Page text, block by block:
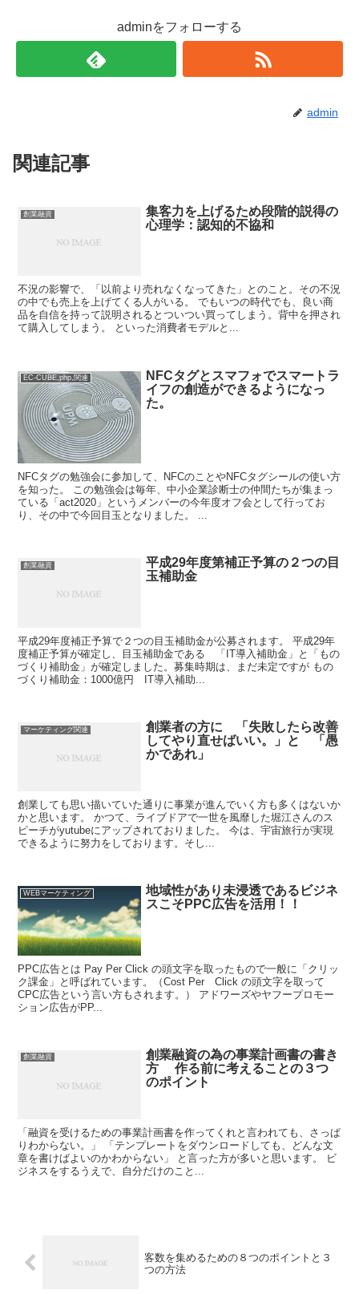
adminをフォローする
admin
関連記事
創業融資
集客力を上げるため段階的説得の
心理学：認知的不協和
不況の影響で、「以前より売れなくなってきた」とのこと。その不況
の中でも売上を上げてくる人がいる。 でもいつの時代でも、良い商
品を自信を持って説明されるとついつい買ってしまう。背中を押され
て購入してしまう。 といった消費者モデルと...
EC-CUBE,php,関連
NFCタグとスマフォでスマートラ
イフの創造ができるようになっ
た。
NFCタグの勉強会に参加して、NFCのことやNFCタグシールの使い方
を知った。 この勉強会は毎年、中小企業診断士の仲間たちが集まっ
ている「act2020」というメンバーの今年度オフ会として行ってお
り、その中で今回目玉となりました。 ...
創業融資
平成29年度第補正予算の２つの目
玉補助金
平成29年度補正予算で２つの目玉補助金が公募されます。 平成29年
度補正予算が確定し、目玉補助金である 「IT導入補助金」と「もの
づくり補助金」が確定しました。募集時期は、まだ未定ですが もの
づくり補助金：1000億円 IT導入補助...
マーケティング関連
創業者の方に 「失敗したら改善
してやり直せばいい。」と 「愚
かであれ」
創業しても思い描いていた通りに事業が進んでいく方も多くはないか
かと思います。 かつて、ライブドアで一世を風靡した堀江さんのス
ピーチがyutubeにアップされておりました。 今は、宇宙旅行が実現
できるように努力をしております。そし...
WEBマーケティング
地域性があり未浸透であるビジネ
スこそPPC広告を活用！！
PPC広告とは Pay Per Click の頭文字を取ったもので一般に「クリッ
ク課金」と呼ばれています。（Cost Per Click の頭文字を取って
CPC広告という言い方もされます。） アドワーズやヤフープロモー
ション広告がPP...
創業融資
創業融資の為の事業計画書の書き
方 作る前に考えることの３つ
のポイント
「融資を受けるための事業計画書を作ってくれと言われても、さっぱ
りわからない。」 「テンプレートをダウンロードしても、どんな文
章を書けばよいのかわからない」 と言った方が多いと思います。 ビ
ジネスをするうえで、自分だけのこと...
客数を集めるための８つのポイントと３
つの方法